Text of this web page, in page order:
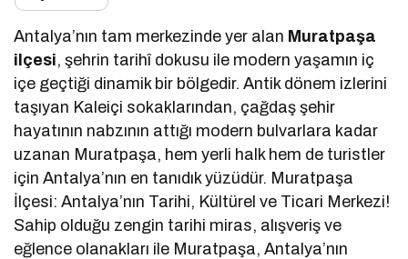
Antalya’nın tam merkezinde yer alan Muratpaşa
ilçesi, şehrin tarihî dokusu ile modern yaşamın iç
içe geçtiği dinamik bir bölgedir. Antik dönem izlerini
taşıyan Kaleiçi sokaklarından, çağdaş şehir
hayatının nabzının attığı modern bulvarlara kadar
uzanan Muratpaşa, hem yerli halk hem de turistler
için Antalya’nın en tanıdık yüzüdür. Muratpaşa
İlçesi: Antalya’nın Tarihi, Kültürel ve Ticari Merkezi!
Sahip olduğu zengin tarihi miras, alışveriş ve
eğlence olanakları ile Muratpaşa, Antalya’nın